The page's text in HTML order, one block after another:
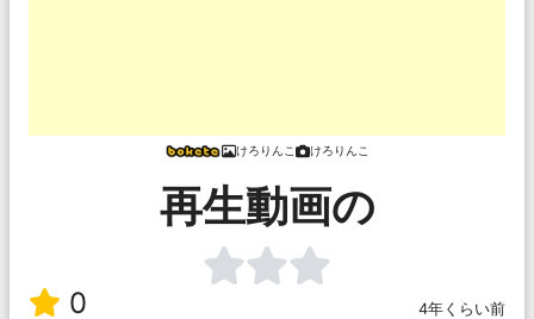
けろりんこ けろりんこ
再生動画の
0 4年くらい前